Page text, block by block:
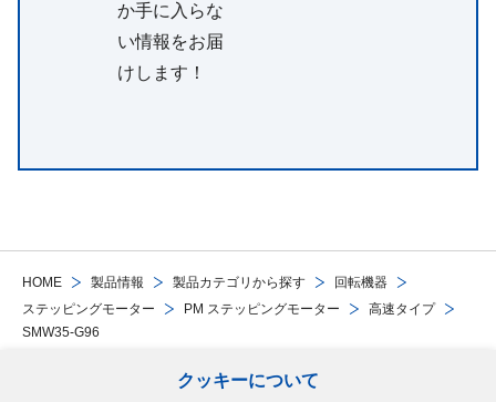
クッキーについて
HOME 製品情報 製品カテゴリから探す
回転機器
ステッピングモーター
PM ステッピングモーター
高速タイプ
SMW35-G96
か手に入らな
い情報をお届
けします！